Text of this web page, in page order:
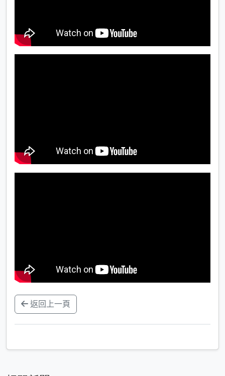
返回上一頁